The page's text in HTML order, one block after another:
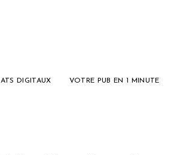
DIGITAUX VOTRE PUB EN 1 MINUTE